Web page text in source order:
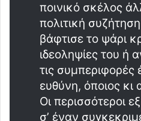
ποινικό σκέλος
πολιτική
βάφτισε το ψάρι
ιδεοληψίες του ή
τις συμπεριφορές
ευθύνη, όποιος κι
Οι περισσότεροι
σ’ έναν